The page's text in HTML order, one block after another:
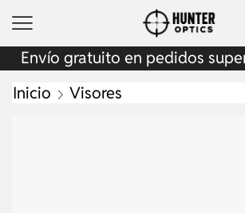
Envío gratuito en pedidos
Inicio
Visores